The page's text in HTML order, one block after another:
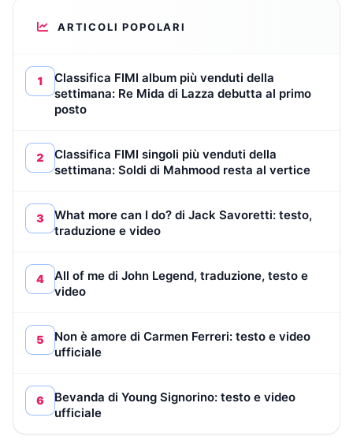
ARTICOLI POPOLARI
1
Classifica FIMI album più venduti della
settimana: Re Mida di Lazza debutta al primo
posto
2
Classifica FIMI singoli più venduti della
settimana: Soldi di Mahmood resta al vertice
3
What more can I do? di Jack Savoretti: testo,
traduzione e video
4
All of me di John Legend, traduzione, testo e
video
5
Non è amore di Carmen Ferreri: testo e video
ufficiale
6
Bevanda di Young Signorino: testo e video
ufficiale